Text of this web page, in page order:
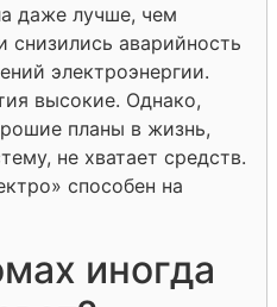
даже лучше, чем
снизились аварийность
электроэнергии.
высокие. Однако,
планы в жизнь,
не хватает средств.
способен на
иногда